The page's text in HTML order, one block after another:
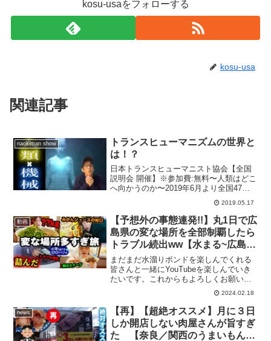
kosu-usaをフォローする
kosu-usa
関連記事
naokiman show
トランスヒューマニズムの世界と
は！？
日本トランスヒューマニスト協会【全国
説明会 開催】※参加費:無料〜人類はどこ
へ向かうのか〜2019年6月より全国47都
道府県にて説明会を実施。詳細はこちら
↓ 2ndチャンネル深掘り動画：箱の中で
発見された謎の少年の真相・・・the boy
...
2019.05.17
動画
【予想外の事態連発!!】丸1日で広
島県の変な場所を全部制覇したら
トラブル続出ww【水まる~広島編
~】
まだまだ水溜りボンドを楽しんでくれる
皆さんと一緒にYouTubeを楽しんでいき
たいです。これからもよろしくお願いま
す。目指せ４２０万人！！！動画を楽し
んでいただけたり、なんかこいつら良い
なーって思ってもらえたらぜひ【高評
価】【コメント】【チ...
2024.02.18
news
【再】【超絶オススメ】月に３日
しか開店しない肉屋さんが旨すぎ
た 【奈良／関西のうまいもん】